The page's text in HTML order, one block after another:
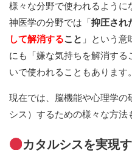
様々な分野で使われるよう
神医学の分野では「抑圧され
して解消すること 」という
にも「嫌な気持ちを解消す
いで使われることもあります。
現在では、脳機能や心理学
シス）するための様々な方法
カタルシスを実現